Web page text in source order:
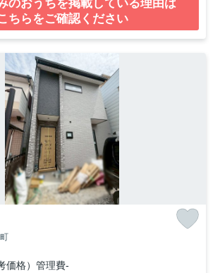
のおうちを掲載している理由は
ちらをご確認ください
価格） 管理費-